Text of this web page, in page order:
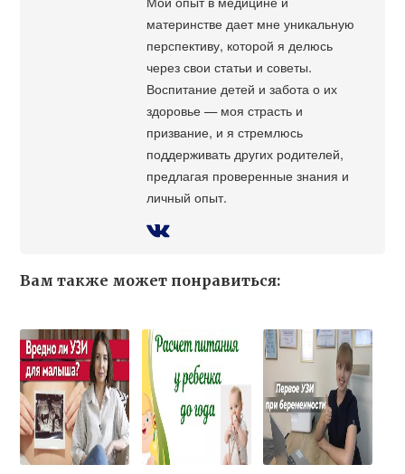
материнстве дает мне уникальную
перспективу, которой я делюсь
через свои статьи и советы.
Воспитание детей и забота о их
здоровье — моя страсть и
призвание, и я стремлюсь
поддерживать других родителей,
предлагая проверенные знания и
личный опыт.
Вам также может понравиться: